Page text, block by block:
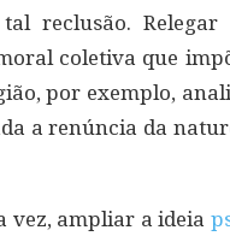
reclusão.
coletiva que
por exemplo,
a renúncia da
vez, ampliar a ideia